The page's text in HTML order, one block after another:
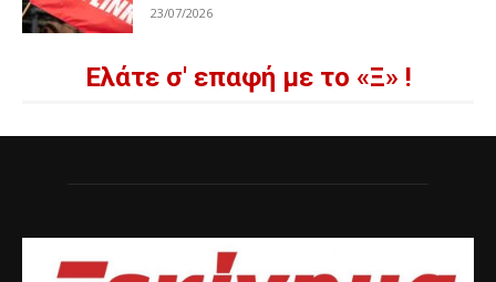
23/07/2026
Ελάτε σ' επαφή με το «Ξ» !